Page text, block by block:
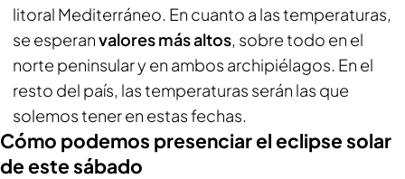
litoral Mediterráneo. En cuanto a las temperaturas,
se esperanvalores más altos, sobre todo en el
norte peninsular y en ambos archipiélagos. En el
resto del país, las temperaturas serán las que
solemos tener en estas fechas.
Cómo podemos presenciar el eclipse solar
de este sábado